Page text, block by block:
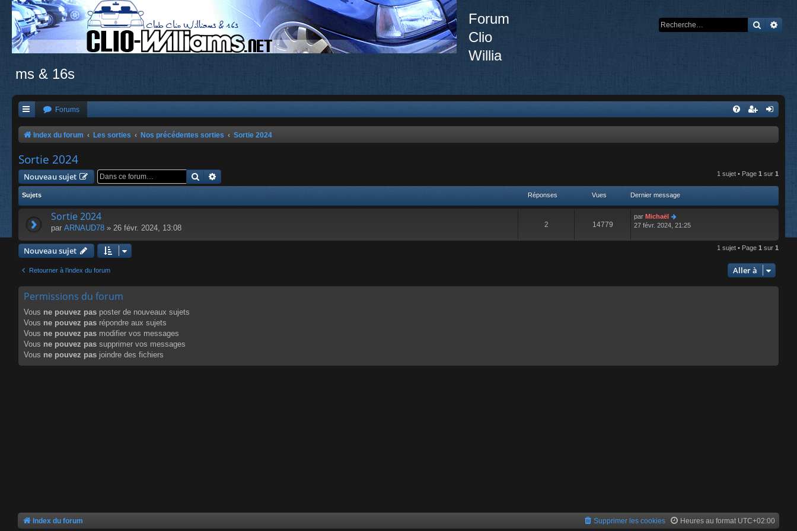
Forum
Clio
Willia
ms & 16s
Forums
Index du forum Les sorties Nos précédentes sorties Sortie 2024
Sortie 2024
Nouveau sujet Rechercher 1 sujet • Page 1 sur 1
Sujets Réponses Vues Dernier message
Sortie 2024
par ARNAUD78 » 26 févr. 2024, 13:08 2 14779
par Michaël
27 févr. 2024, 21:25
Nouveau sujet 1 sujet • Page 1 sur 1
Retourner à l’index du forum Aller à
Permissions du forum
Vous ne pouvez pas poster de nouveaux sujets
Vous ne pouvez pas répondre aux sujets
Vous ne pouvez pas modifier vos messages
Vous ne pouvez pas supprimer vos messages
Vous ne pouvez pas joindre des fichiers
Index du forum Heures au format UTC+02:00
Supprimer les cookies